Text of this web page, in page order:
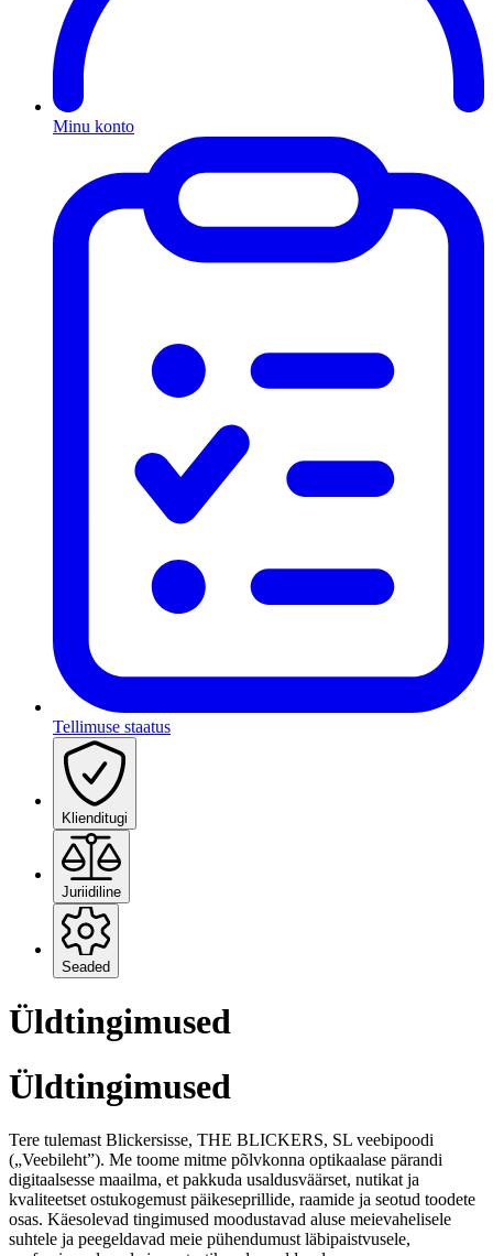
Minu konto
Tellimuse staatus
Klienditugi
Juriidiline
Seaded
Üldtingimused
Üldtingimused
Tere tulemast Blickersisse, THE BLICKERS, SL veebipoodi
(„Veebileht”). Me toome mitme põlvkonna optikaalase pärandi
digitaalsesse maailma, et pakkuda usaldusväärset, nutikat ja
kvaliteetset ostukogemust päikeseprillide, raamide ja seotud toodete
osas. Käesolevad tingimused moodustavad aluse meievahelisele
suhtele ja peegeldavad meie pühendumust läbipaistvusele,